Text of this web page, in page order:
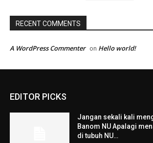
RECENT COMMENTS
A WordPress Commenter on Hello world!
EDITOR PICKS
Jangan sekali kali
Banom NU Apalagi
di tubuh NU…